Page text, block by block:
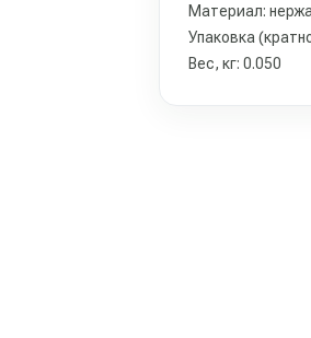
Материал:
Упаковка
Вес, кг: 0.050